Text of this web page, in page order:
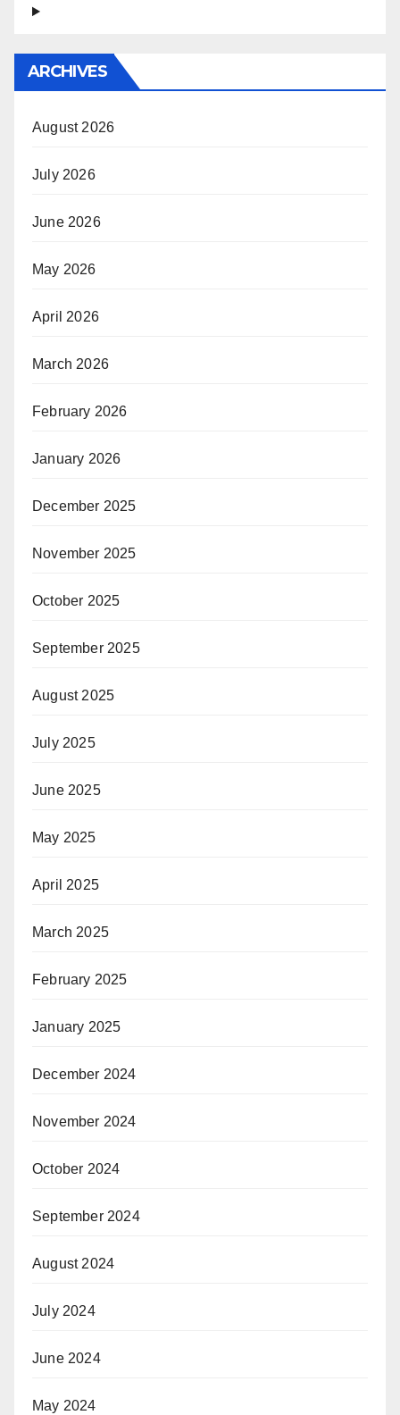
ARCHIVES
August 2026
July 2026
June 2026
May 2026
April 2026
March 2026
February 2026
January 2026
December 2025
November 2025
October 2025
September 2025
August 2025
July 2025
June 2025
May 2025
April 2025
March 2025
February 2025
January 2025
December 2024
November 2024
October 2024
September 2024
August 2024
July 2024
June 2024
May 2024